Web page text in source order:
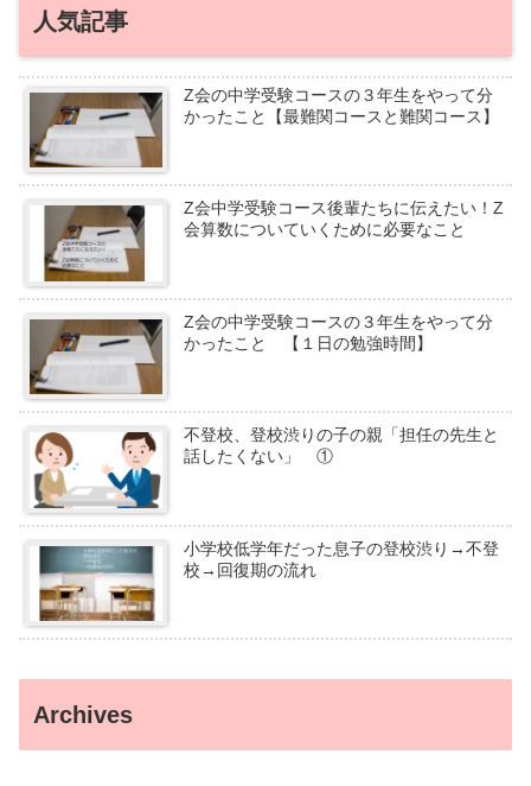
人気記事
Z会の中学受験コースの３年生をやって分
かったこと【最難関コースと難関コース】
Z会中学受験コース後輩たちに伝えたい！Z
会算数についていくために必要なこと
Z会の中学受験コースの３年生をやって分
かったこと 【１日の勉強時間】
不登校、登校渋りの子の親「担任の先生と
話したくない」 ①
小学校低学年だった息子の登校渋り→不登
校→回復期の流れ
Archives